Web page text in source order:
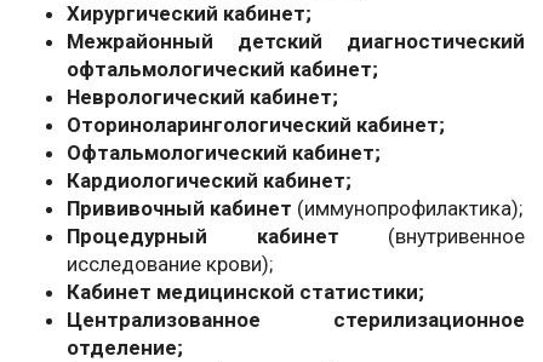
Хирургический кабинет;
Межрайонный детский диагностический
офтальмологический кабинет;
Неврологический кабинет;
Оториноларингологический кабинет;
Офтальмологический кабинет;
Кардиологический кабинет;
Прививочный кабинет (иммунопрофилактика);
Процедурный кабинет (внутривенное
исследование крови);
Кабинет медицинской статистики;
Централизованное стерилизационное
отделение;